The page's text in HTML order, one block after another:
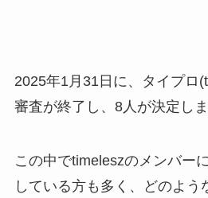
2025年1月31日に、タイプロ
審査が終了し、8人が決定しま
この中でtimeleszのメンバー
している方も多く、どのよう